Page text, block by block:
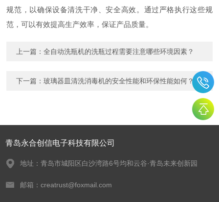
规范，以确保设备清洗干净、安全高效。通过严格执行这些规
范，可以有效提高生产效率，保证产品质量。
上一篇：全自动洗瓶机的洗瓶过程需要注意哪些环境因素？
下一篇：玻璃器皿清洗消毒机的安全性能和环保性能如何？
青岛永合创信电子科技有限公司
地址：青岛市城阳区白沙湾路6号均和云谷·青岛未来创新园
邮箱：creatrust@foxmail.com